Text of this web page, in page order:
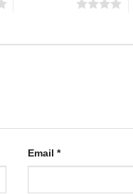
Email *